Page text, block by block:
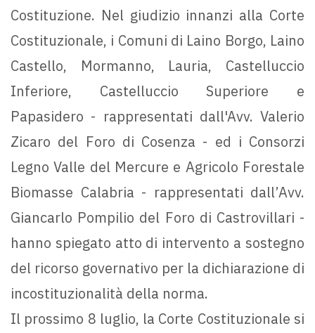
Costituzione. Nel giudizio innanzi alla Corte
Costituzionale, i Comuni di Laino Borgo, Laino
Castello, Mormanno, Lauria, Castelluccio
Inferiore, Castelluccio Superiore e
Papasidero - rappresentati dall'Avv. Valerio
Zicaro del Foro di Cosenza - ed i Consorzi
Legno Valle del Mercure e Agricolo Forestale
Biomasse Calabria - rappresentati dall’Avv.
Giancarlo Pompilio del Foro di Castrovillari -
hanno spiegato atto di intervento a sostegno
del ricorso governativo per la dichiarazione di
incostituzionalità della norma.
Il prossimo 8 luglio, la Corte Costituzionale si